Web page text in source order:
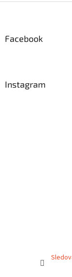
Facebook
Instagram